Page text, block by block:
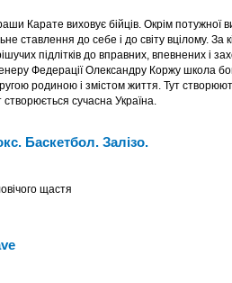
Карате виховує бійців. Окрім потужної
ставлення до себе і до світу вцілому. За
підлітків до вправних, впевнених і
Федерації Олександру Коржу школа
родиною і змістом життя. Тут
створюється сучасна Україна.
Баскетбол. Залізо.
щастя